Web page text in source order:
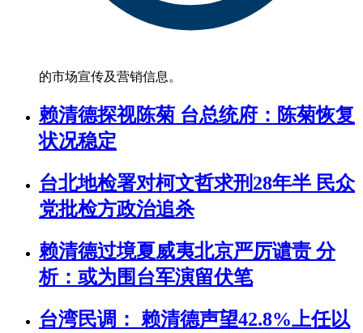
的市场宣传及营销信息。
赖清德探视陈菊 台总统府：陈菊恢复
状况稳定
台北地检署对柯文哲求刑28年半 民众
党批检方政治追杀
赖清德过境夏威夷北京严厉谴责 分
析：或为围台军演留伏笔
台湾民调： 赖清德声望42.8%上任以